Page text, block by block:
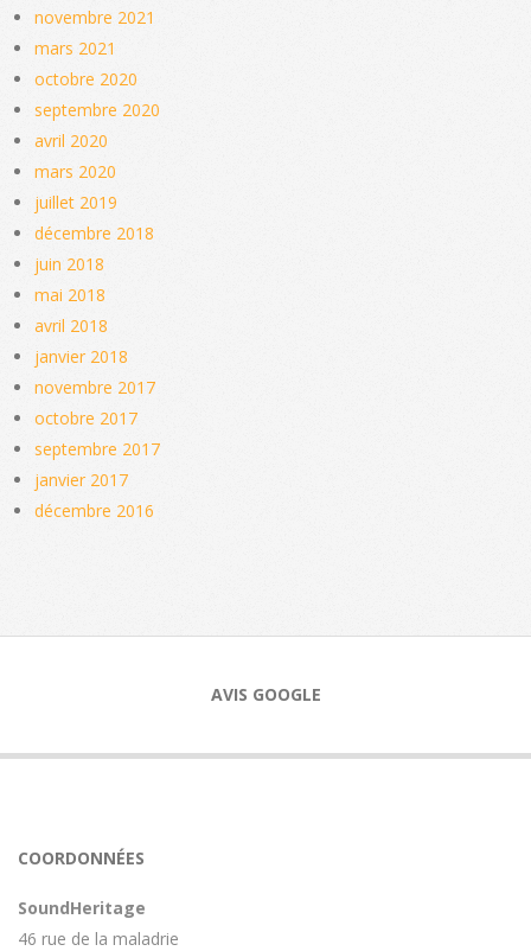
novembre 2021
mars 2021
octobre 2020
septembre 2020
avril 2020
mars 2020
juillet 2019
décembre 2018
juin 2018
mai 2018
avril 2018
janvier 2018
novembre 2017
octobre 2017
septembre 2017
janvier 2017
décembre 2016
AVIS GOOGLE
COORDONNÉES
SoundHeritage
46 rue de la maladrie